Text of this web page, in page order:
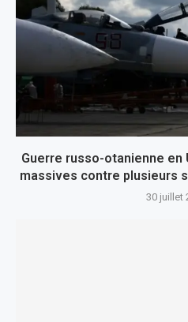
Guerre russo-otanienne en
massives contre plusieurs
30 juillet